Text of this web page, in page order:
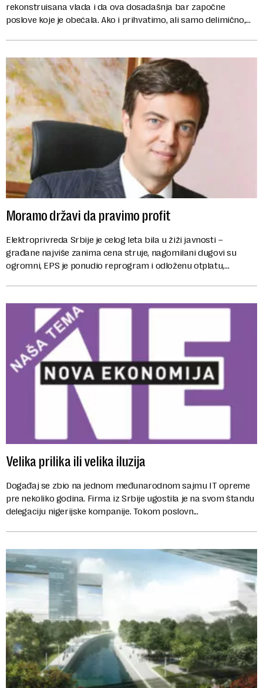
rekonstruisana vlada i da ova dosadašnja bar započne
poslove koje je obećala. Ako i prihvatimo, ali samo delimično,
Moramo državi da pravimo profit
Elektroprivreda Srbije je celog leta bila u žiži javnosti –
građane najviše zanima cena struje, nagomilani dugovi su
ogromni, EPS je ponudio reprogram i odloženu otplatu,
Velika prilika ili velika iluzija
Događaj se zbio na jednom međunarodnom sajmu IT opreme
pre nekoliko godina. Firma iz Srbije ugostila je na svom štandu
delegaciju nigerijske kompanije. Tokom poslovn...